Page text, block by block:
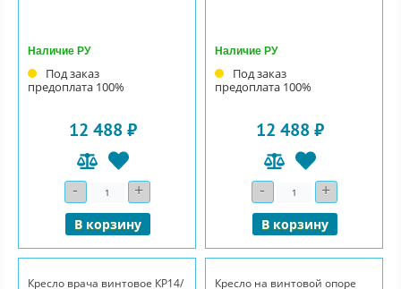
Наличие РУ
Под заказ
предоплата 100%
12 488 ₽
- Количество+
В корзину
Наличие РУ
Под заказ
предоплата 100%
12 488 ₽
- Количество+
В корзину
Кресло врача винтовое КР14/ Кресло на винтовой опоре